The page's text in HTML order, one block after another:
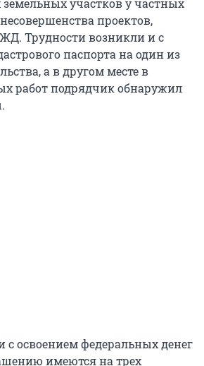
проектов,
Трудности возникли и с
паспорта на один из
а в другом месте в
работ подрядчик обнаружил
с освоением федеральных денег
имеются на трех